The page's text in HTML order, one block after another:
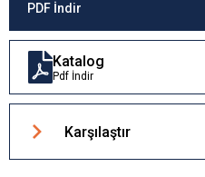
PDF İndir
Katalog
Pdf İndir
Karşılaştır